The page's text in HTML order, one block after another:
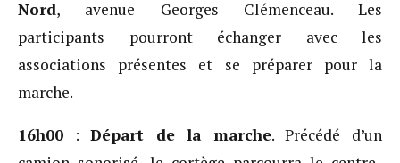
Nord, avenue Georges Clémenceau. Les
participants pourront échanger avec les
associations présentes et se préparer pour la
marche.
16h00 :Départ de la marche. Précédé d’un